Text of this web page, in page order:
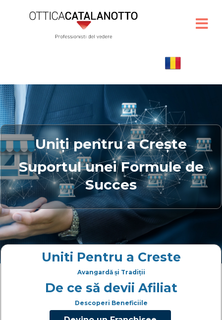
Uniți pentru a Crește
Suportul unei Formule de
Succes
Uniti Pentru a Creste
Avangardă și Tradiții
De ce să devii Afiliat
Descoperi Beneficiile